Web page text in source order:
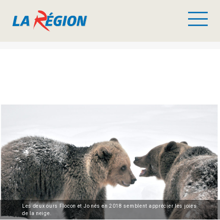
Les deux ours Flocon et Jo nés en 2018 semblent apprécier les joies
de la neige.